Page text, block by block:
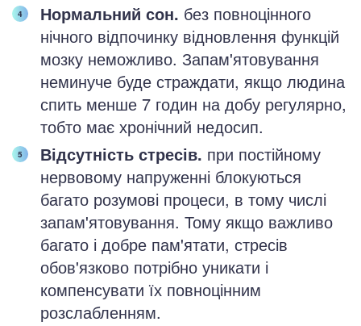
Нормальний сон. без повноцінного
нічного відпочинку відновлення функцій
мозку неможливо. Запам'ятовування
неминуче буде страждати, якщо людина
спить менше 7 годин на добу регулярно,
тобто має хронічний недосип.
Відсутність стресів. при постійному
нервовому напруженні блокуються
багато розумові процеси, в тому числі
запам'ятовування. Тому якщо важливо
багато і добре пам'ятати, стресів
обов'язково потрібно уникати і
компенсувати їх повноцінним
розслабленням.